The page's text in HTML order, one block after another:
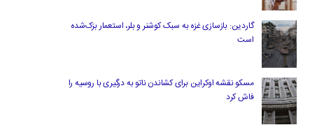
گاردین: بازسازی غزه به سبک کوشنر و بلر، استعمار بزک‌شده
است
مسکو نقشه اوکراین برای کشاندن ناتو به درگیری با روسیه را
فاش کرد